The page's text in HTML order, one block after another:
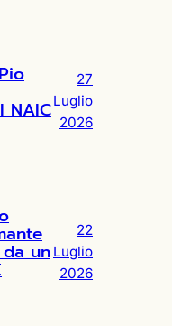
NAIC
27
Luglio
2026
un
22
Luglio
2026